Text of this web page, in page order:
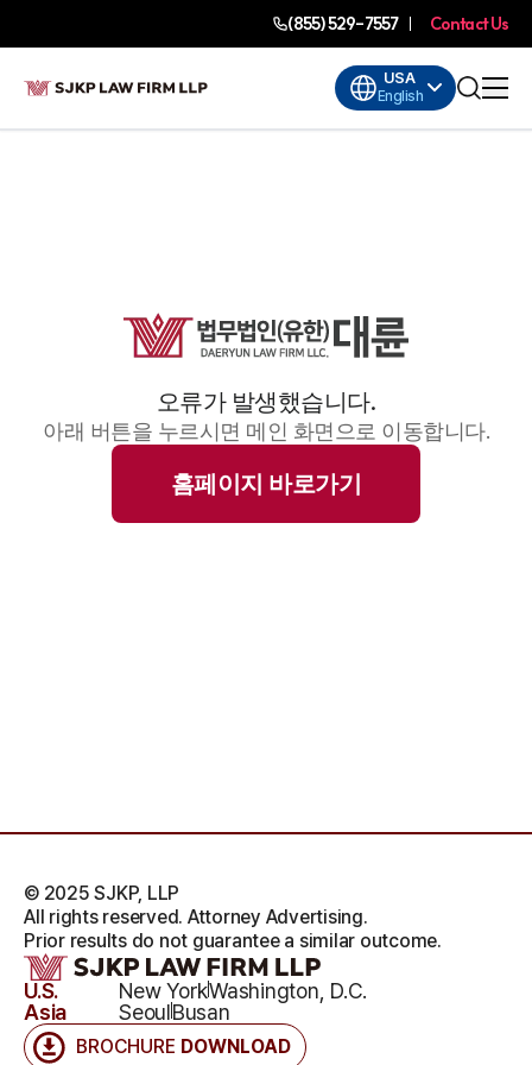
(855) 529-7557 Contact Us
USA
English
오류가 발생했습니다.
아래 버튼을 누르시면 메인 화면으로 이동합니다.
홈페이지 바로가기
BROCHURE DOWNLOAD
U.S. New YorkWashington, D.C.
Asia
SeoulBusan
© 2025 SJKP, LLP
All rights reserved. Attorney Advertising.
Prior results do not guarantee a similar outcome.